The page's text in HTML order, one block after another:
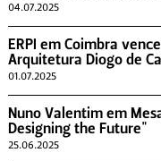
04.07.2025
ERPI em Coimbra
Arquitetura Diogo de
01.07.2025
Nuno Valentim em
Designing the Future"
25.06.2025